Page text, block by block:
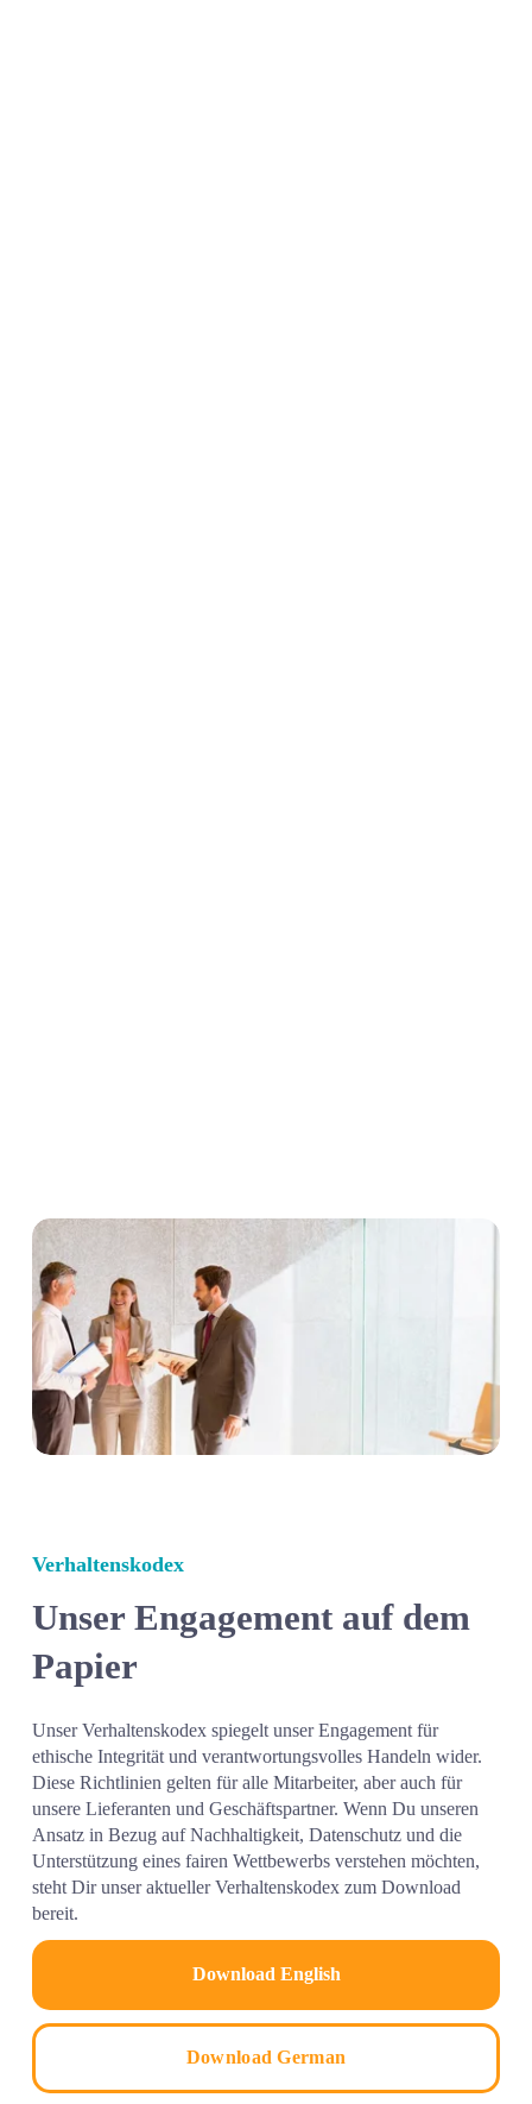
Verhaltenskodex
Unser Engagement auf dem
Papier
Unser Verhaltenskodex spiegelt unser Engagement für
ethische Integrität und verantwortungsvolles Handeln wider.
Diese Richtlinien gelten für alle Mitarbeiter, aber auch für
unsere Lieferanten und Geschäftspartner. Wenn Du unseren
Ansatz in Bezug auf Nachhaltigkeit, Datenschutz und die
Unterstützung eines fairen Wettbewerbs verstehen möchten,
steht Dir unser aktueller Verhaltenskodex zum Download
bereit.
Download English
Download German